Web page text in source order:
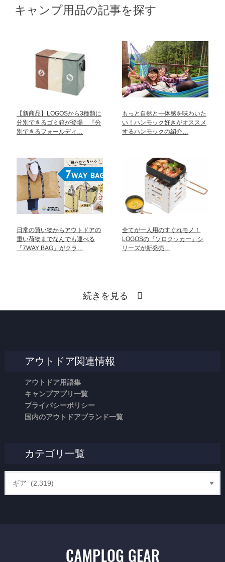
キャンプ用品の記事を探す
【新商品】LOGOSから3種類に
分別できるゴミ箱が登場 『分
別できるフォールディ…
もっと自然と一体感を味わいた
い！ハンモック好きがオススメ
するハンモックの紹介…
日常の買い物からアウトドアの
重い荷物までなんでも運べる
『7WAY BAG』がクラ…
全てが一人用のすぐれモノ！
LOGOSの『ソロクッカー』シ
リーズが新発売…
続きを見る
アウトドア関連情報
アウトドア用語集
キャンプアプリ一覧
プライバシーポリシー
国内のアウトドアブランド一覧
カテゴリ一覧